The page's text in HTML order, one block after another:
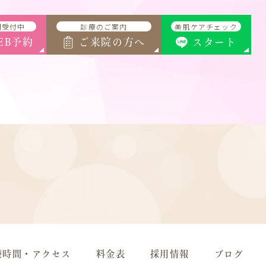
付中
予約
診療のご案内
ご来院の方へ
美肌ケアチェック
スタート
時間・アクセス 料金表 採用情報 ブログ